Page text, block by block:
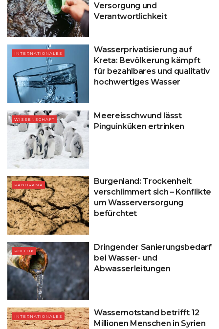
Versorgung und
Verantwortlichkeit
INTERNATIONALES
Wasserprivatisierung auf
Kreta: Bevölkerung kämpft
für bezahlbares und qualitativ
hochwertiges Wasser
WISSENSCHAFT
Meereisschwund lässt
Pinguinküken ertrinken
PANORAMA
Burgenland: Trockenheit
verschlimmert sich – Konflikte
um Wasserversorgung
befürchtet
POLITIK
Dringender Sanierungsbedarf
bei Wasser- und
Abwasserleitungen
INTERNATIONALES
Wassernotstand betrifft 12
Millionen Menschen in Syrien